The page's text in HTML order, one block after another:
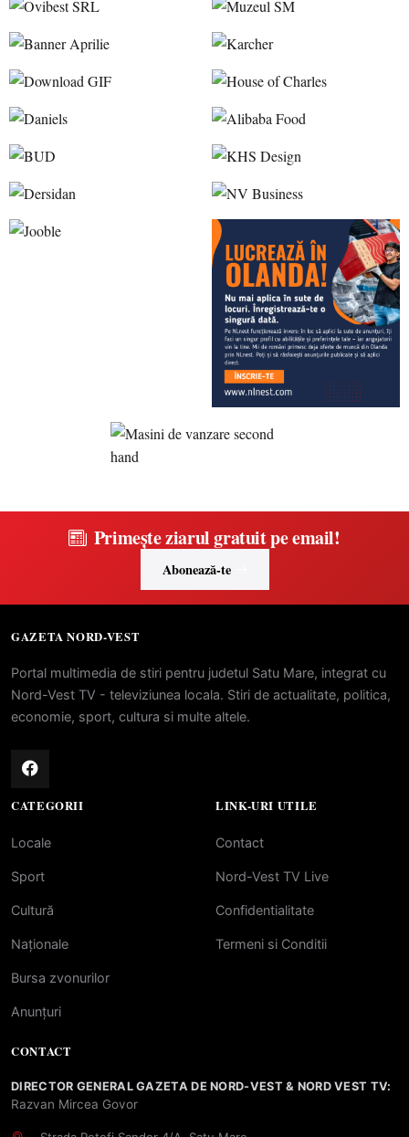
Primește ziarul gratuit pe email!
Abonează-te
GAZETA NORD-VEST
Portal multimedia de stiri pentru judetul Satu Mare, integrat cu
Nord-Vest TV - televiziunea locala. Stiri de actualitate, politica,
economie, sport, cultura si multe altele.
CATEGORII
Locale
Sport
Cultură
Naționale
Bursa zvonurilor
Anunțuri
LINK-URI UTILE
Contact
Nord-Vest TV Live
Confidentialitate
Termeni si Conditii
CONTACT
DIRECTOR GENERAL GAZETA DE NORD-VEST & NORD VEST TV:
Razvan Mircea Govor